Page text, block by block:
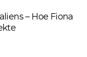
– Hoe Fiona